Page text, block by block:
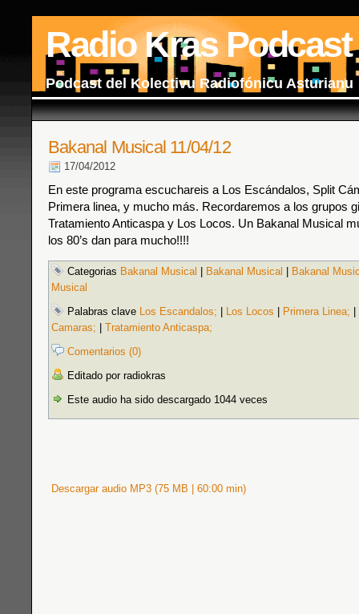
Radio Kras Podcast
Podcast del Kolectivu Radiofónicu Asturianu
Bakanal Musical 11/04/12
17/04/2012
En este programa escuchareis a Los Escándalos, Split
Primera linea, y mucho más. Recordaremos a los grupos
Tratamiento Anticaspa y Los Locos. Un Bakanal Musical
los 80’s dan para mucho!!!!
Categorias Bakanal Musical Bakanal Musical
Bakanal
Musical
Palabras clave Los Escandalos; Los Locos Primera Linea;
Camaras;
Tratamiento Anticaspa;
Comentarios (0)
Editado por radiokras
Este audio ha sido descargado 1044 veces
Descargar audio MP3 (75 MB | 60:00 min)